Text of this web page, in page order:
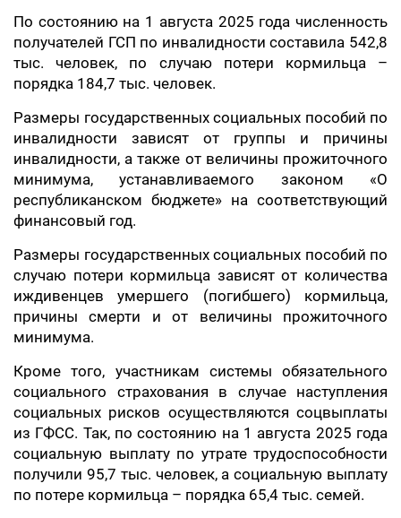
По состоянию на 1 августа 2025 года численность
получателей ГСП по инвалидности составила 542,8
тыс. человек, по случаю потери кормильца –
порядка 184,7 тыс. человек.
Размеры государственных социальных пособий по
инвалидности зависят от группы и причины
инвалидности, а также от величины прожиточного
минимума, устанавливаемого законом «О
республиканском бюджете» на соответствующий
финансовый год.
Размеры государственных социальных пособий по
случаю потери кормильца зависят от количества
иждивенцев умершего (погибшего) кормильца,
причины смерти и от величины прожиточного
минимума.
Кроме того, участникам системы обязательного
социального страхования в случае наступления
социальных рисков осуществляются соцвыплаты
из ГФСС. Так, по состоянию на 1 августа 2025 года
социальную выплату по утрате трудоспособности
получили 95,7 тыс. человек, а социальную выплату
по потере кормильца – порядка 65,4 тыс. семей.